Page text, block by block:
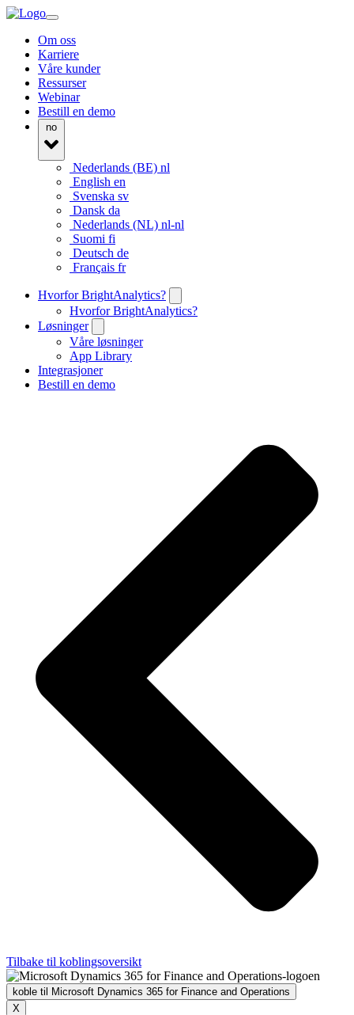
Om oss
Karriere
Våre kunder
Ressurser
Webinar
Bestill en demo
Nederlands (BE) nl
English en
Svenska sv
Dansk da
Nederlands (NL) nl-nl
Suomi fi
Deutsch de
Français fr
Hvorfor BrightAnalytics?
Hvorfor BrightAnalytics?
Løsninger
Våre løsninger
App Library
Integrasjoner
Bestill en demo
Tilbake til koblingsoversikt
koble til Microsoft Dynamics 365 for Finance and Operations
X